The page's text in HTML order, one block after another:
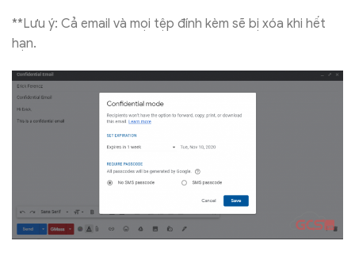
**Lưu ý: Cả email và mọi tệp đính kèm sẽ bị xóa khi hết
hạn.